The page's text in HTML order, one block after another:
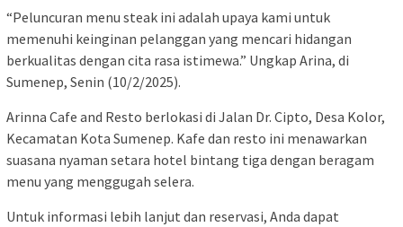
“Peluncuran menu steak ini adalah upaya kami untuk
memenuhi keinginan pelanggan yang mencari hidangan
berkualitas dengan cita rasa istimewa.” Ungkap Arina, di
Sumenep, Senin (10/2/2025).
Arinna Cafe and Resto berlokasi di Jalan Dr. Cipto, Desa Kolor,
Kecamatan Kota Sumenep. Kafe dan resto ini menawarkan
suasana nyaman setara hotel bintang tiga dengan beragam
menu yang menggugah selera.
Untuk informasi lebih lanjut dan reservasi, Anda dapat